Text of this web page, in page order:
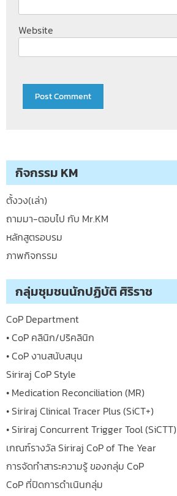
Website
กิจกรรม KM
ตั้งวง(เล่า)
ถามมา-ตอบไป กับ Mr.KM
หลักสูตรอบรม
ภาพกิจกรรม
กลุ่มชุมชนนักปฏิบัติ ศิริราช
CoP Department
• CoP คลินิก/ปริคลินิก
• CoP งานสนับสนุน
Siriraj CoP Style
• Medication Reconciliation (MR)
• Siriraj Clinical Tracer Plus (SiCT+)
• Siriraj Concurrent Trigger Tool (SiCTT)
เกณฑ์รางวัล Siriraj CoP of The Year
การจัดทำสาระความรู้ ของกลุ่ม CoP
CoP ที่ปิดการดำเนินกลุ่ม